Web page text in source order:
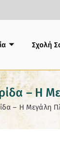
Σχολή
– Η
– Η Μεγάλη